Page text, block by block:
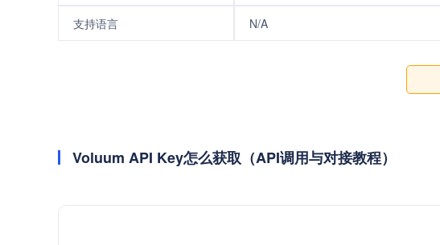
支持语言 N/A
Voluum API Key怎么获取（API调用与对接教程）